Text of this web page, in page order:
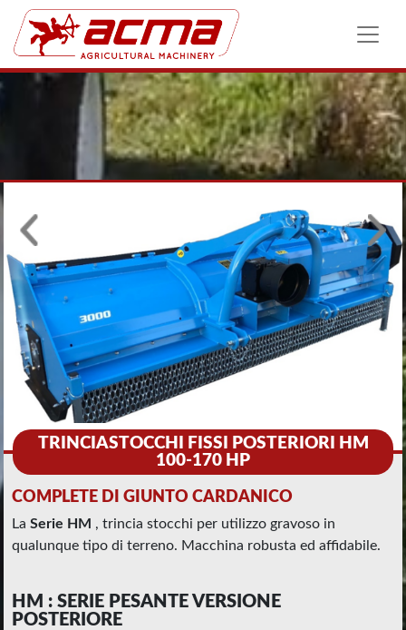
TRINCIASTOCCHI FISSI POSTERIORI HM
100-170 HP
COMPLETE DI GIUNTO CARDANICO
LaSerie HM , trincia stocchi per utilizzo gravoso in
qualunque tipo di terreno. Macchina robusta ed affidabile.
HM : SERIE PESANTE VERSIONE
POSTERIORE